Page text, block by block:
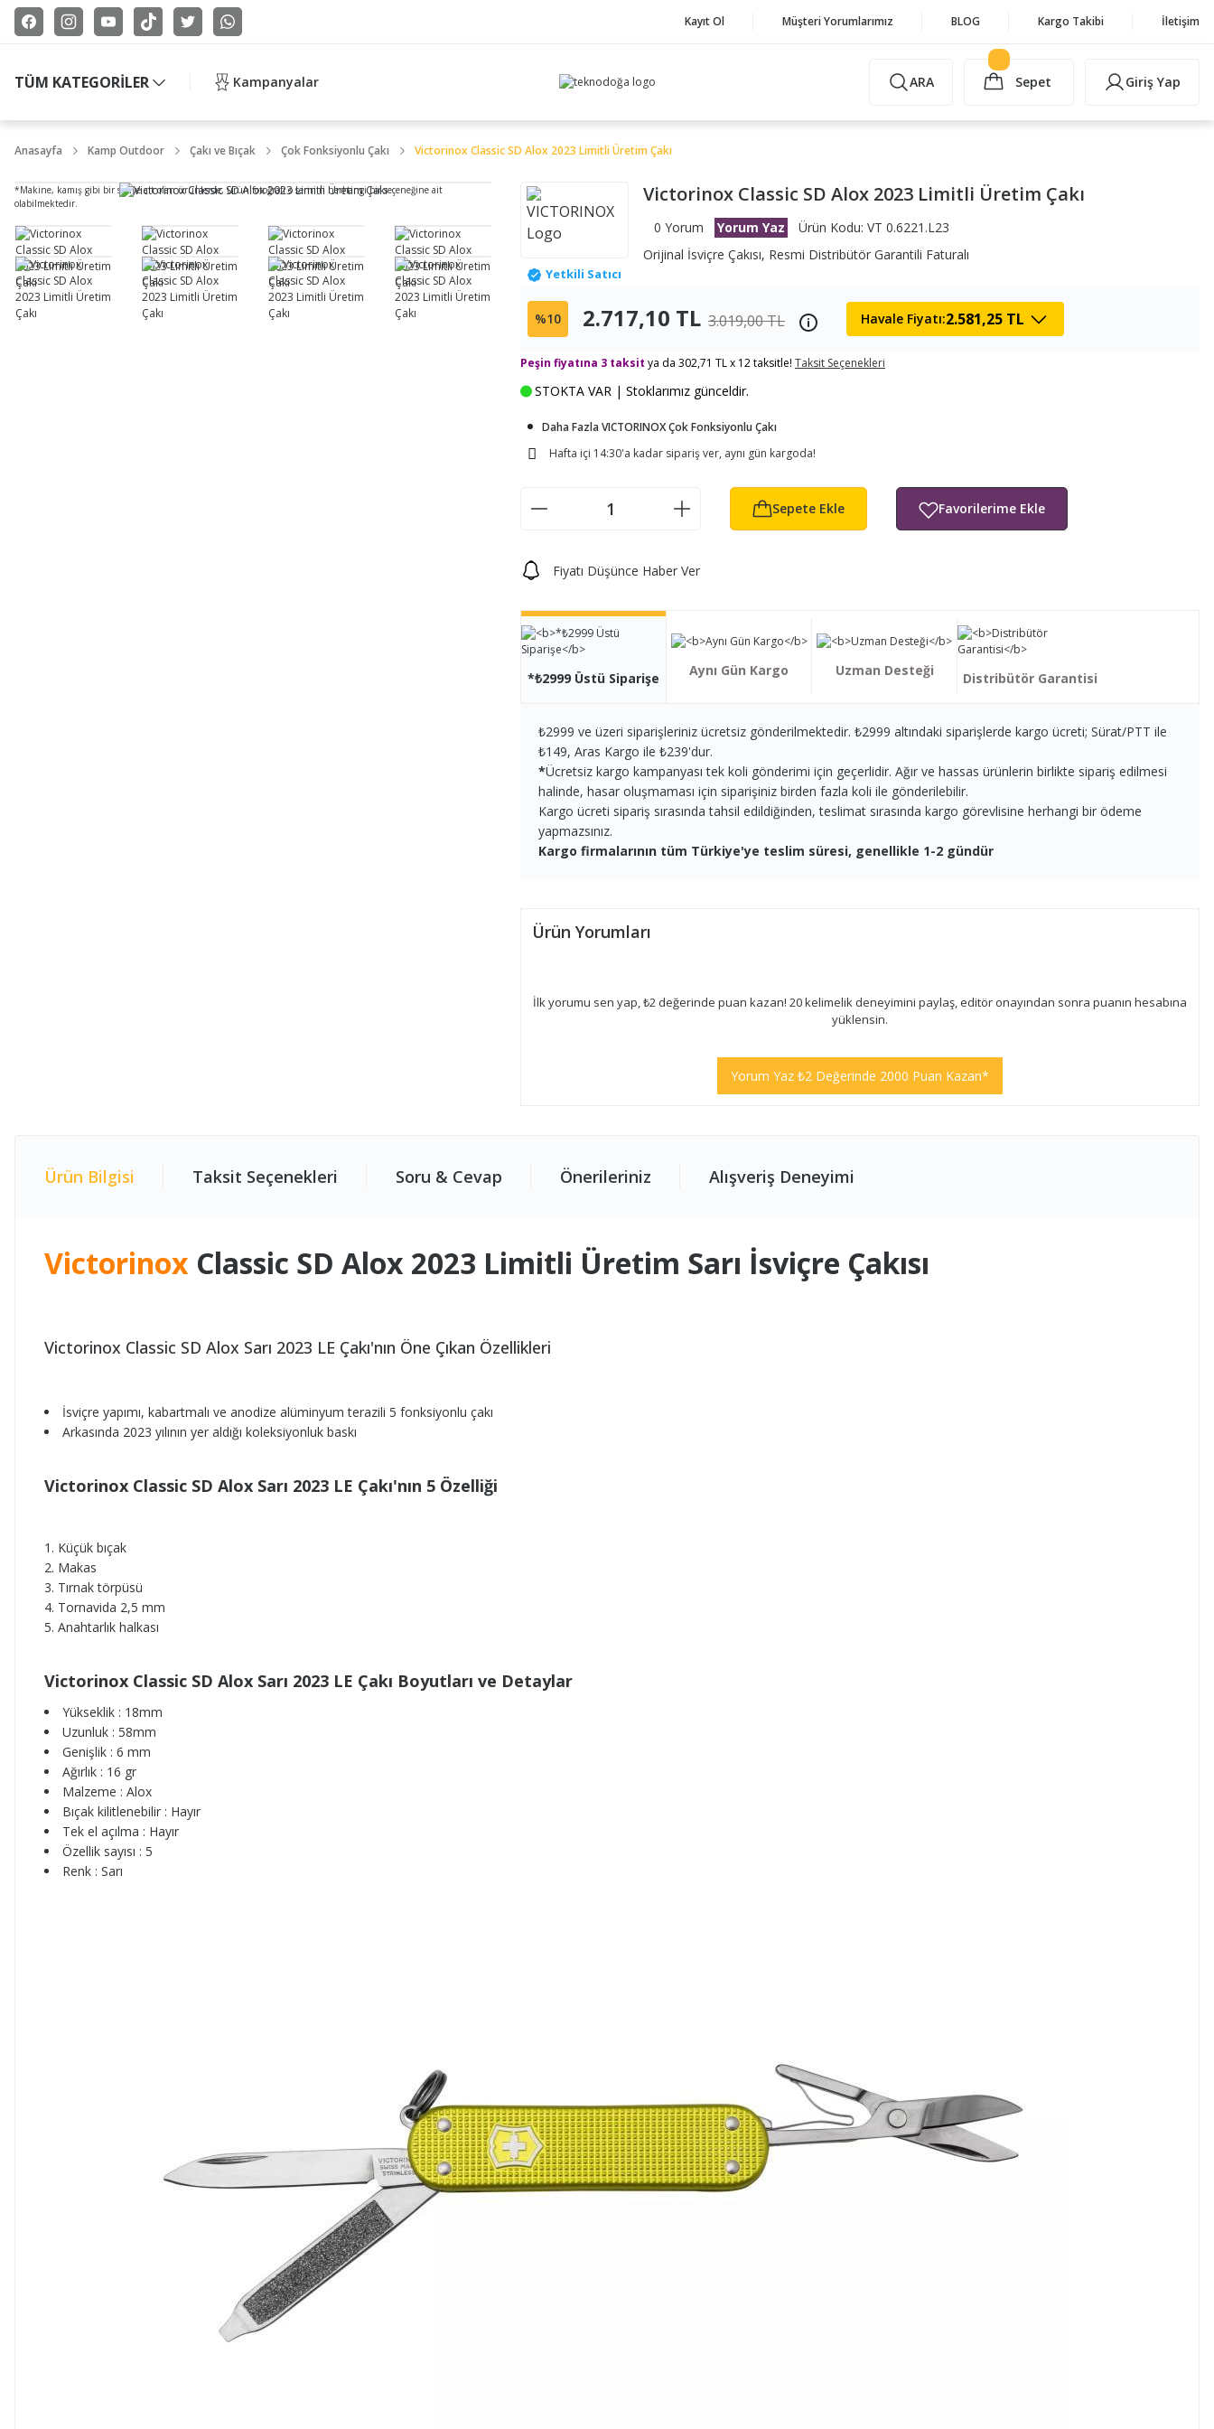
Kayıt Ol Müşteri Yorumlarımız BLOG Kargo Takibi İletişim
TÜM KATEGORİLER Kampanyalar ARA Sepet Giriş Yap
Anasayfa Kamp Outdoor Çakı ve Bıçak Çok Fonksiyonlu Çakı Victorinox Classic SD Alox 2023 Limitli Üretim Çakı
*Makine, kamış gibi bir seriye ait olan ürünlerde, ürün fotoğrafı o serinin herhangi bir seçeneğine ait
olabilmektedir.
Yetkili Satıcı
Victorinox Classic SD Alox 2023 Limitli Üretim Çakı
0 Yorum Yorum Yaz
Ürün Kodu: VT 0.6221.L23
Orijinal İsviçre Çakısı, Resmi Distribütör Garantili Faturalı
%10 2.717,10 TL 3.019,00 TL Havale Fiyatı:2.581,25 TL
Peşin fiyatına 3 taksit ya da 302,71 TL x 12 taksitle! Taksit Seçenekleri
STOKTA VAR | Stoklarımız günceldir.
Daha Fazla VICTORINOX Çok Fonksiyonlu Çakı
Hafta içi 14:30'a kadar sipariş ver, aynı gün kargoda!
Sepete Ekle
Fiyatı Düşünce Haber Ver
*₺2999 Üstü Siparişe Aynı Gün Kargo Uzman Desteği Distribütör Garantisi
₺2999 ve üzeri siparişleriniz ücretsiz gönderilmektedir. ₺2999 altındaki siparişlerde kargo ücreti; Sürat/PTT ile
₺149, Aras Kargo ile ₺239'dur.
*Ücretsiz kargo kampanyası tek koli gönderimi için geçerlidir. Ağır ve hassas ürünlerin birlikte sipariş edilmesi
halinde, hasar oluşmaması için siparişiniz birden fazla koli ile gönderilebilir.
Kargo ücreti sipariş sırasında tahsil edildiğinden, teslimat sırasında kargo görevlisine herhangi bir ödeme
yapmazsınız.
Kargo firmalarının tüm Türkiye'ye teslim süresi, genellikle 1-2 gündür
Ürün Yorumları
İlk yorumu sen yap, ₺2 değerinde puan kazan! 20 kelimelik deneyimini paylaş, editör onayından sonra puanın hesabına
yüklensin.
Yorum Yaz ₺2 Değerinde 2000 Puan Kazan*
Ürün Bilgisi Taksit Seçenekleri Soru & Cevap Önerileriniz Alışveriş Deneyimi
Victorinox Classic SD Alox 2023 Limitli Üretim Sarı İsviçre Çakısı
Victorinox Classic SD Alox Sarı 2023 LE Çakı'nın Öne Çıkan Özellikleri
İsviçre yapımı, kabartmalı ve anodize alüminyum terazili 5 fonksiyonlu çakı
Arkasında 2023 yılının yer aldığı koleksiyonluk baskı
Victorinox Classic SD Alox Sarı 2023 LE Çakı'nın 5 Özelliği
Küçük bıçak
Makas
Tırnak törpüsü
Tornavida 2,5 mm
Anahtarlık halkası
Victorinox Classic SD Alox Sarı 2023 LE Çakı Boyutları ve Detaylar
Yükseklik : 18mm
Uzunluk : 58mm
Genişlik : 6 mm
Ağırlık : 16 gr
Malzeme : Alox
Bıçak kilitlenebilir : Hayır
Tek el açılma : Hayır
Özellik sayısı : 5
Renk : Sarı